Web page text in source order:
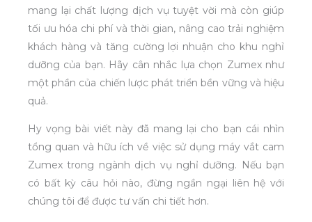
mang lại chất lượng dịch vụ tuyệt vời mà còn giúp
tối ưu hóa chi phí và thời gian, nâng cao trải nghiệm
khách hàng và tăng cường lợi nhuận cho khu nghỉ
dưỡng của bạn. Hãy cân nhắc lựa chọn Zumex như
một phần của chiến lược phát triển bền vững và hiệu
quả.
Hy vọng bài viết này đã mang lại cho bạn cái nhìn
tổng quan và hữu ích về việc sử dụng máy vắt cam
Zumex trong ngành dịch vụ nghỉ dưỡng. Nếu bạn
có bất kỳ câu hỏi nào, đừng ngần ngại liên hệ với
chúng tôi để được tư vấn chi tiết hơn.